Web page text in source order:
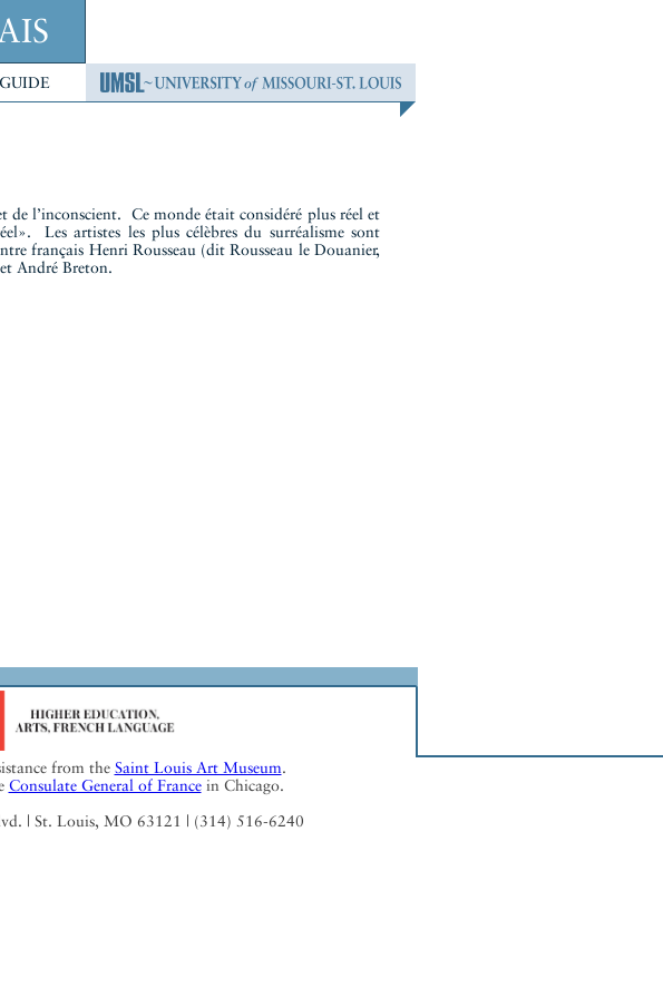
de l’inconscient. Ce monde était considéré plus réel et
Les artistes les plus célèbres du surréalisme sont
français Henri Rousseau (dit Rousseau le Douanier,
André Breton.
from the Saint Louis Art Museum.
Consulate General of Francein Chicago.
| St. Louis, MO 63121 | (314) 516-6240